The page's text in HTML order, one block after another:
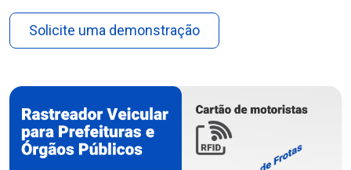
Solicite uma demonstração